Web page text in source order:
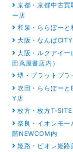
京都・京都中古買
ー店
和泉・ららぽーと
大阪・なんば
大阪・ルクアイー
田蔦屋書店内）
堺・プラットプラ
吹田・ららぽーと
Y店
枚方・枚方T-
奈良・イオンモー
階NEWCOM内
姫路・ピオレ姫路